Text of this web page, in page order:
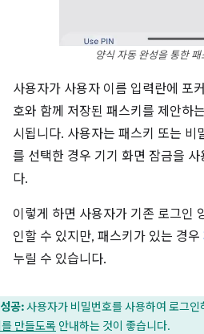
양식 자동 완성을 통한
사용자가 사용자 이름 입력란에 포
호와 함께 저장된 패스키를 제안하
시됩니다. 사용자는 패스키 또는 비
를 선택한 경우 기기 화면 잠금을
다.
이렇게 하면 사용자가 기존 로그인
인할 수 있지만, 패스키가 있는 경우
누릴 수 있습니다.
성공:사용자가 비밀번호를 사용하여 로그
만들도록 안내하는 것이 좋습니다.